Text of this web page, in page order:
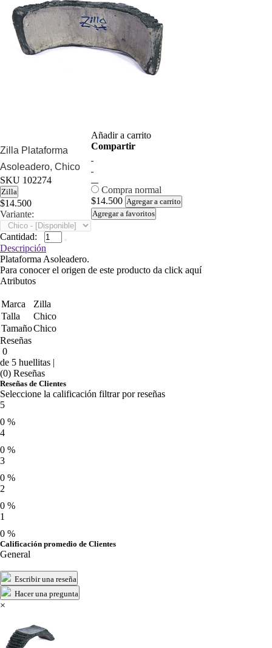
Zilla Plataforma
Asoleadero, Chico
SKU 102274
Zilla
$14.500
Variante:
Cantidad:
Añadir a carrito
Compartir
Compra normal
$14.500 Agregar a carrito
Agregar a favoritos
Descripción
Plataforma Asoleadero.
Para conocer el origen de este producto da click aquí
Atributos
Marca
Zilla
Talla
Chico
TamañoChico
Reseñas
0
de 5 huellitas |
(0) Reseñas
Reseñas de Clientes
Seleccione la calificación filtrar por reseñas
5
0 %
4
0 %
3
0 %
2
0 %
1
0 %
Calificación promedio de Clientes
General
Escribir una reseña
Hacer una pregunta
×